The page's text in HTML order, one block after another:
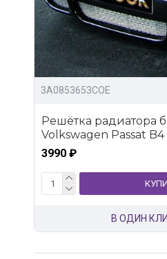
3A0853653COE
Решётка радиатора
Volkswagen Passat B4
3990 ₽
В ОДИН